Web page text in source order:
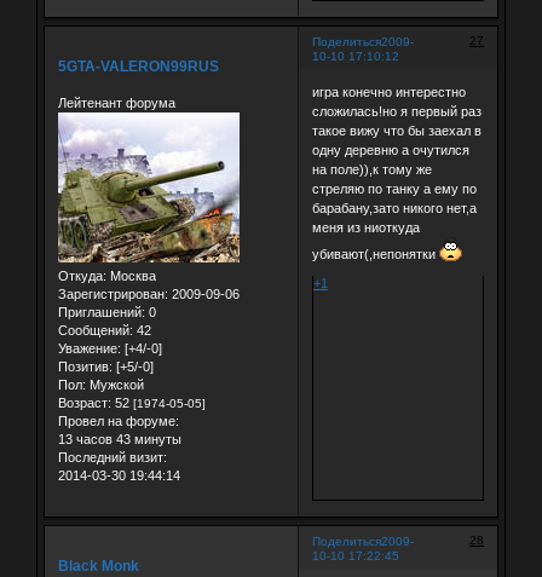
Поделиться 27
2009-
10-10 17:10:12
5GTA-VALERON99RUS
Лейтенант форума
Откуда: Москва
Зарегистрирован: 2009-09-06
Приглашений: 0
Сообщений: 42
Уважение: [+4/-0]
Позитив: [+5/-0]
Пол: Мужской
Возраст: 52 [1974-05-05]
Провел на форуме:
13 часов 43 минуты
Последний визит:
2014-03-30 19:44:14
игра конечно интерестно
сложилась!но я первый раз
такое вижу что бы заехал в
одну деревню а очутился
на поле)),к тому же
стреляю по танку а ему по
барабану,зато никого нет,а
меня из ниоткуда
убивают(,непонятки
+1
Поделиться 28
2009-
10-10 17:22:45
Black Monk